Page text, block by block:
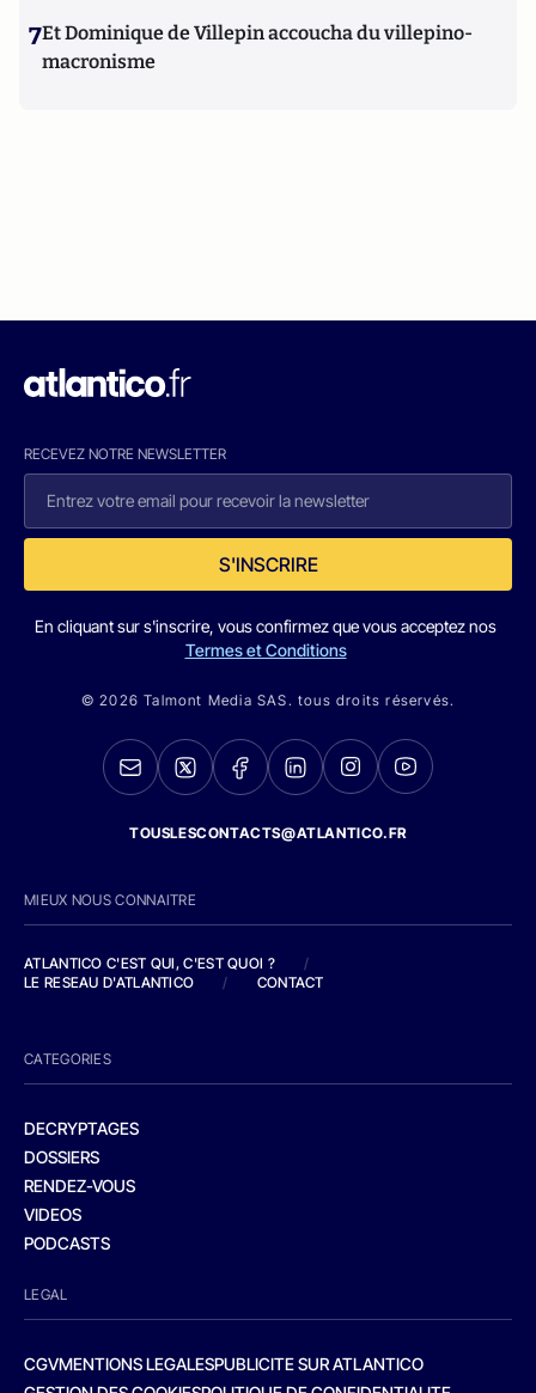
7Et Dominique de Villepin accoucha du villepino-
macronisme
RECEVEZ NOTRE NEWSLETTER
S'INSCRIRE
En cliquant sur s'inscrire, vous confirmez que vous acceptez nos
Termes et Conditions
© 2026 Talmont Media SAS. tous droits réservés.
TOUSLESCONTACTS@ATLANTICO.FR
MIEUX NOUS CONNAITRE
ATLANTICO C'EST QUI, C'EST QUOI ?
/
LE RESEAU D'ATLANTICO
/ CONTACT
CATEGORIES
DECRYPTAGES
DOSSIERS
RENDEZ-VOUS
VIDEOS
PODCASTS
LEGAL
CGVMENTIONS LEGALESPUBLICITE SUR ATLANTICO